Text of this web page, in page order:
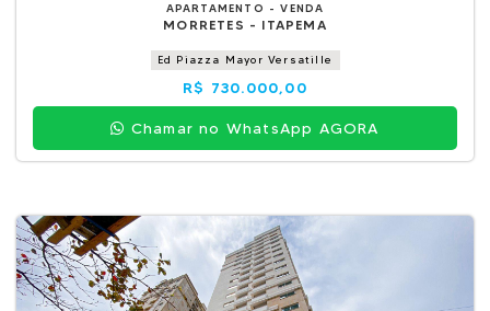
APARTAMENTO - VENDA
MORRETES - ITAPEMA
Ed Piazza Mayor Versatille
R$ 730.000,00
Chamar no WhatsApp AGORA